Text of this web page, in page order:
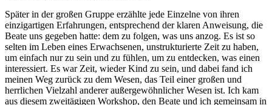
Später in der großen Gruppe erzählte jede Einzelne von ihren
einzigartigen Erfahrungen, entsprechend der klaren Anweisung, die
Beate uns gegeben hatte: dem zu folgen, was uns anzog. Es ist so
selten im Leben eines Erwachsenen, unstrukturierte Zeit zu haben,
um einfach nur zu sein und zu fühlen, um zu entdecken, was einen
interessiert. Es war Zeit, wieder Kind zu sein, und dabei fand ich
meinen Weg zurück zu dem Wesen, das Teil einer großen und
herrlichen Vielzahl anderer außergewöhnlicher Wesen ist. Ich kam
aus diesem zweitägigen Workshop, den Beate und ich gemeinsam in